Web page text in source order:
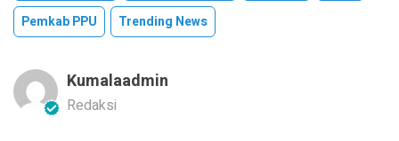
Pemkab PPU
Trending News
Kumalaadmin
Redaksi